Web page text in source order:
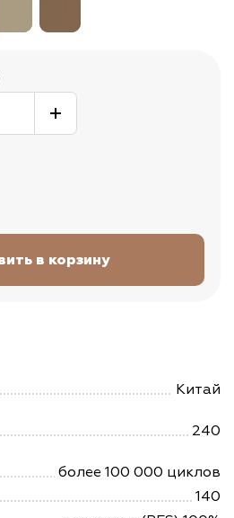
Китай
240
более 100 000 циклов
140